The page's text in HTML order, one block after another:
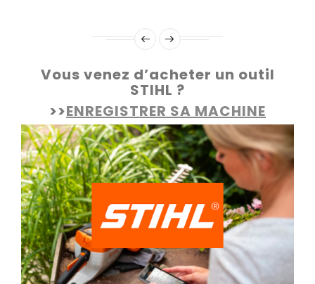
Vous venez d’acheter un outil
STIHL ?
>>ENREGISTRER SA MACHINE